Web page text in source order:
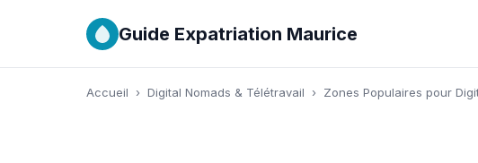
Guide Expatriation Maurice
Accueil › Digital Nomads & Télétravail › Zones Populaires pour